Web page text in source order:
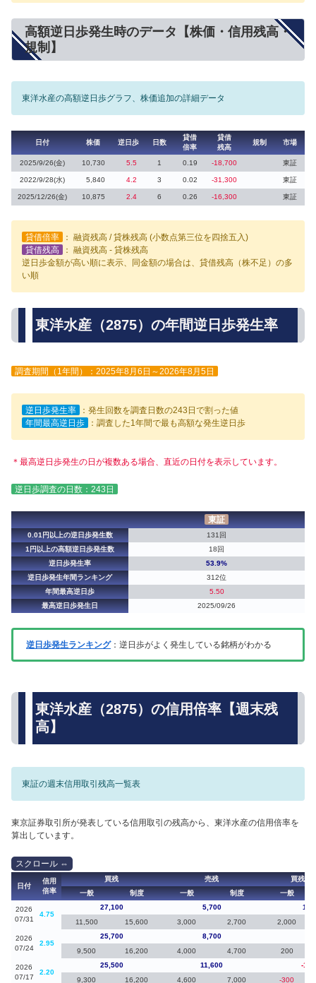
高額逆日歩発生時のデータ【株価・信用残高・
規制】
東洋水産の高額逆日歩グラフ、株価追加の詳細データ
日付 株価 逆日歩 日数
貸借
倍率
貸借
残高
規制 市場
2025/9/26(金) 10,730 5.5 1 0.19 -18,700 東証
2022/9/28(水) 5,840 4.2 3 0.02 -31,300 東証
2025/12/26(金) 10,875 2.4 6 0.26 -16,300 東証
貸借倍率
： 融資残高 / 貸株残高 (小数点第三位を四捨五入)
貸借残高
： 融資残高 - 貸株残高
逆日歩金額が高い順に表示、同金額の場合は、貸借残高（株不足）の多
い順
東洋水産（2875）の年間逆日歩発生率
調査期間（1年間）：2025年8月6日～2026年8月5日
逆日歩発生率
：発生回数を調査日数の243日で割った値
年間最高逆日歩
：調査した1年間で最も高額な発生逆日歩
＊最高逆日歩発生の日が複数ある場合、直近の日付を表示しています。
逆日歩調査の日数：243日
東証
0.01円以上の逆日歩発生数
131回
1円以上の高額逆日歩発生数
18回
逆日歩発生率
53.9%
逆日歩発生年間ランキング
312位
年間最高逆日歩
5.50
最高逆日歩発生日
2025/09/26
逆日歩発生ランキング：逆日歩がよく発生している銘柄がわかる
東洋水産（2875）の信用倍率【週末残
高】
東証の週末信用取引残高一覧表
東京証券取引所が発表している信用取引の残高から、東洋水産の信用倍率を
算出しています。
日付
信用
倍率
買残 売残
買残（
一般
制度 一般 制度 一般
2026
07/31
4.75
27,100 5,700
11,500
15,600 3,000 2,700 2,000
2026
07/24
2.95
25,700 8,700
9,500
16,200 4,000 4,700 200
2026
07/17
2.20
25,500 11,600
-
9,300
16,200 4,600 7,000 -300